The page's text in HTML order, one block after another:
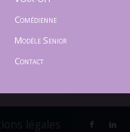
Comédienne
Modèle Senior
Contact
légales